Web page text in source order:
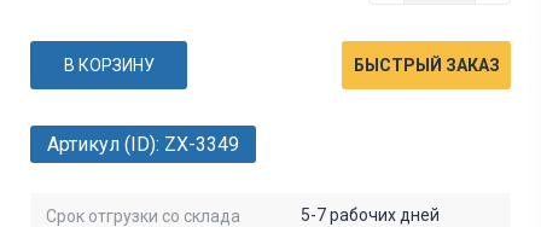
Артикул (ID): ZX-3349
Срок отгрузки со склада 5-7 рабочих дней
В КОРЗИНУ БЫСТРЫЙ ЗАКАЗ